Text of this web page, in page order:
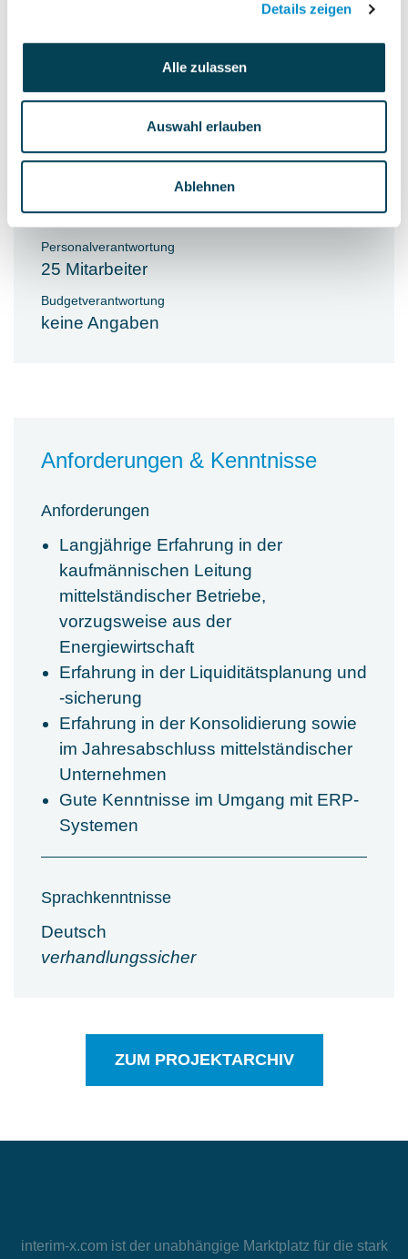
Details zeigen
Alle zulassen
Auswahl erlauben
Ablehnen
Zuständigkeit für
personalwirtschaftliche Themen,
Personalgewinnung und -entwicklung
Abstimmung mit der technischen
Geschäftsleitung sowie fortwährende
Berichterstattung an die Gesellschafter
Personalverantwortung
25 Mitarbeiter
Budgetverantwortung
keine Angaben
Anforderungen & Kenntnisse
Anforderungen
Langjährige Erfahrung in der
kaufmännischen Leitung
mittelständischer Betriebe,
vorzugsweise aus der
Energiewirtschaft
Erfahrung in der Liquiditätsplanung und
-sicherung
Erfahrung in der Konsolidierung sowie
im Jahresabschluss mittelständischer
Unternehmen
Gute Kenntnisse im Umgang mit ERP-
Systemen
Sprachkenntnisse
Deutsch
verhandlungssicher
ZUM PROJEKTARCHIV
interim-x.comist der unabhängige Marktplatz für die stark